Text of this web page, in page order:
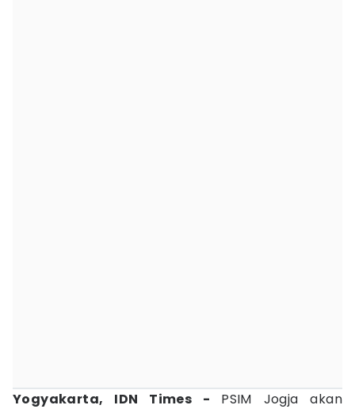
Yogyakarta, IDN Times - PSIM Jogja akan